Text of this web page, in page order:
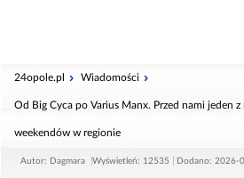
24opole.pl Wiadomości
Od Big Cyca po Varius Manx. Przed nami jeden
weekendów w regionie
Autor: Dagmara Wyświetleń: 12535 Dodano: 2026-